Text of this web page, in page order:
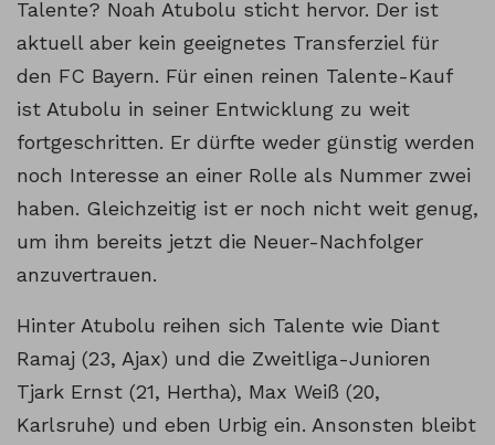
Talente? Noah Atubolu sticht hervor. Der ist
aktuell aber kein geeignetes Transferziel für
den FC Bayern. Für einen reinen Talente-Kauf
ist Atubolu in seiner Entwicklung zu weit
fortgeschritten. Er dürfte weder günstig werden
noch Interesse an einer Rolle als Nummer zwei
haben. Gleichzeitig ist er noch nicht weit genug,
um ihm bereits jetzt die Neuer-Nachfolger
anzuvertrauen.
Hinter Atubolu reihen sich Talente wie Diant
Ramaj (23, Ajax) und die Zweitliga-Junioren
Tjark Ernst (21, Hertha), Max Weiß (20,
Karlsruhe) und eben Urbig ein. Ansonsten bleibt